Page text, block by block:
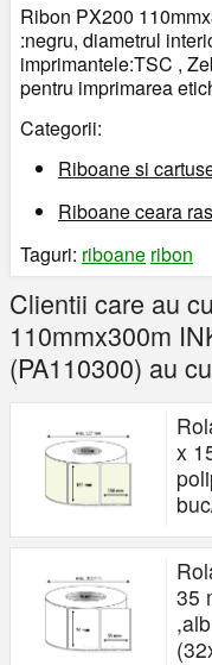
Ribon PX200
:negru, diametrul
imprimantele:TSC ,
pentru imprimarea
Categorii:
Riboane si
Riboane ceara
Taguri: riboane ribon
Clientii care au
110mmx300m
(PA110300) au
x
35